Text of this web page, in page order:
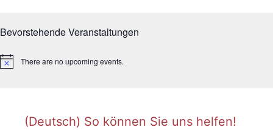
Bevorstehende Veranstaltungen
Notice There are no upcoming events.
(Deutsch) So können Sie uns helfen!